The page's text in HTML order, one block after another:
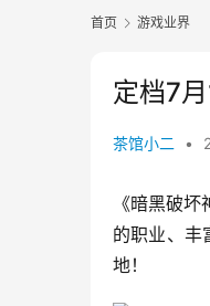
首页 游戏业界
定档7
茶馆小二 •
《暗黑破
的职业、丰
地！